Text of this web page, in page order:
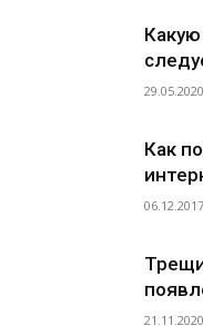
29.05.2020
Как
06.12.2017
21.11.2020